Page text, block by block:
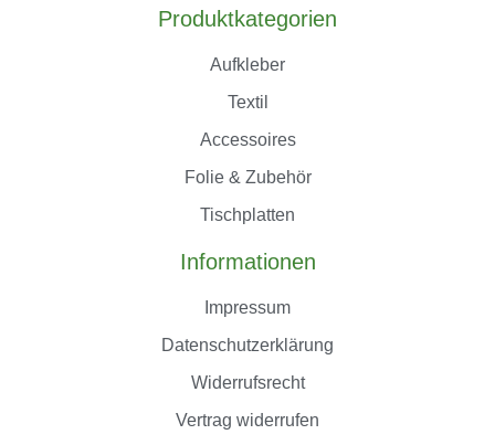
Produktkategorien
Aufkleber
Textil
Accessoires
Folie & Zubehör
Tischplatten
Informationen
Impressum
Datenschutzerklärung
Widerrufsrecht
Vertrag widerrufen